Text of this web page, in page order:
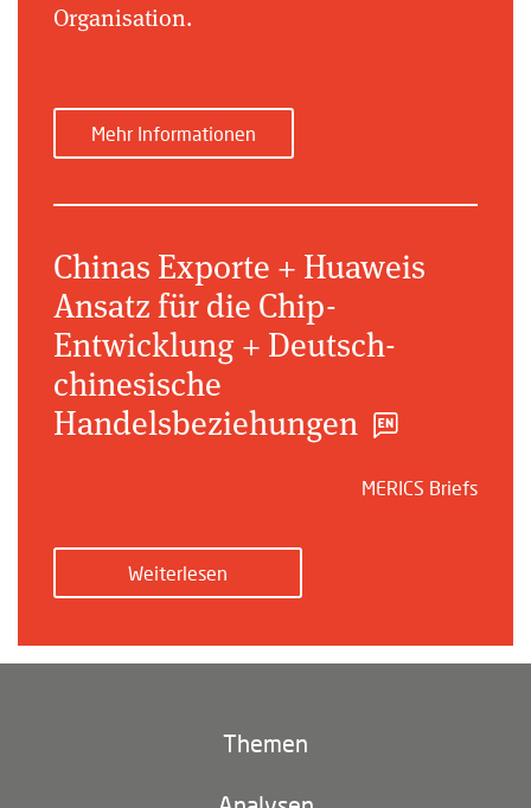
Organisation.
Mehr Informationen
Chinas Exporte + Huaweis
Ansatz für die Chip-
Entwicklung + Deutsch-
chinesische
Handelsbeziehungen
MERICS Briefs
Weiterlesen
Themen
Klima und Umwelt